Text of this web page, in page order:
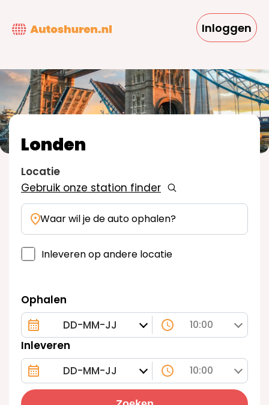
naar
gaan
Inloggen
Ophalen
10:00
Inleveren
10:00
Londen
Gebruik onze station finder
Locatie
Waar wil je de auto ophalen?
Inleveren op andere locatie